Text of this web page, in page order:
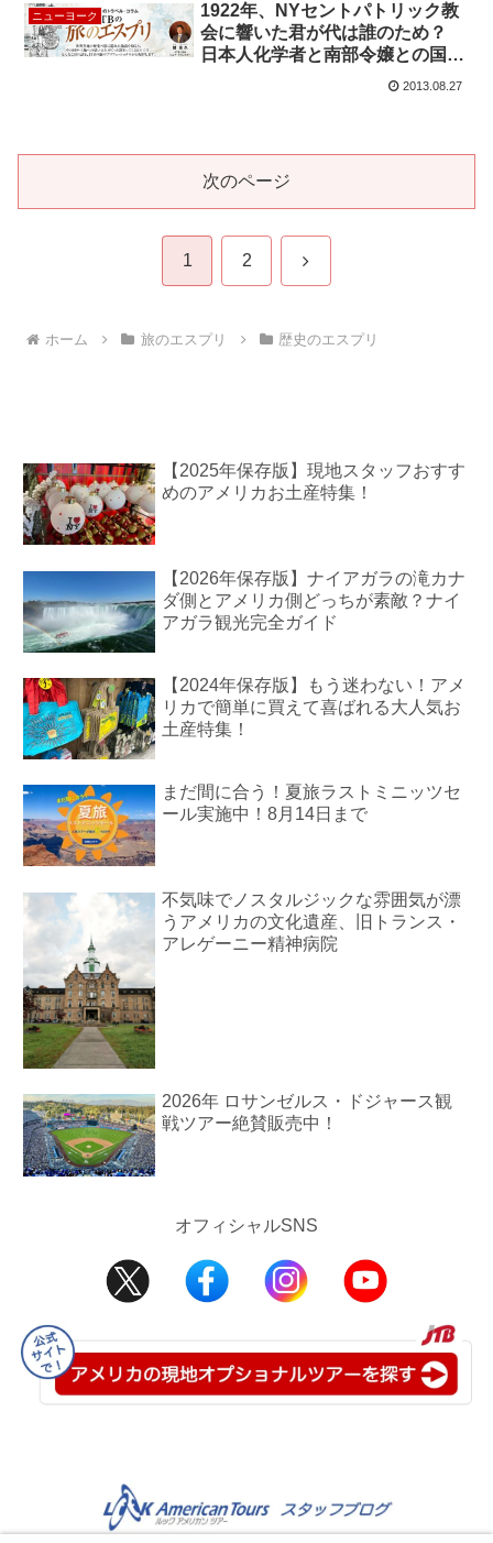
ニューヨーク
1922年、NYセントパトリック教
会に響いた君が代は誰のため？
日本人化学者と南部令嬢との国際
2013.08.27
次のページ
1 2 次
ホーム 旅のエスプリ 歴史のエスプリ
【2025年保存版】現地スタッフおすす
めのアメリカお土産特集！
【2026年保存版】ナイアガラの滝カナ
ダ側とアメリカ側どっちが素敵？ナイ
アガラ観光完全ガイド
【2024年保存版】もう迷わない！アメ
リカで簡単に買えて喜ばれる大人気お
土産特集！
まだ間に合う！夏旅ラストミニッツセ
ール実施中！8月14日まで
不気味でノスタルジックな雰囲気が漂
うアメリカの文化遺産、旧トランス・
アレゲーニー精神病院
2026年 ロサンゼルス・ドジャース観
戦ツアー絶賛販売中！
オフィシャルSNS